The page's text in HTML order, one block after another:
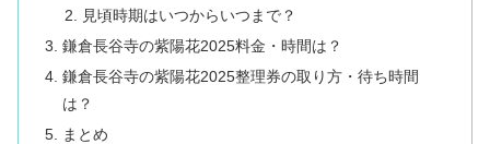
見頃時期はいつからいつまで？
鎌倉長谷寺の紫陽花2025料金・時間は？
鎌倉長谷寺の紫陽花2025整理券の取り方・待ち時間
は？
まとめ